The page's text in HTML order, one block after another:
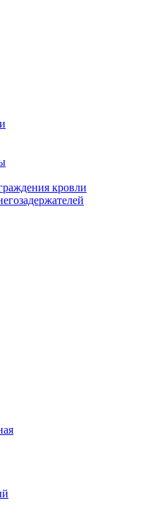
кровли